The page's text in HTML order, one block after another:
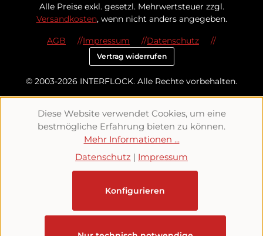
Alle Preise exkl. gesetzl. Mehrwertsteuer zzgl.
Versandkosten, wenn nicht anders angegeben.
© 2003-2026 INTERFLOCK. Alle Rechte vorbehalten.
AGB Impressum Datenschutz
Vertrag widerrufen
Diese Website verwendet Cookies, um eine
bestmögliche Erfahrung bieten zu können.
Mehr Informationen ...
Datenschutz | Impressum
Konfigurieren